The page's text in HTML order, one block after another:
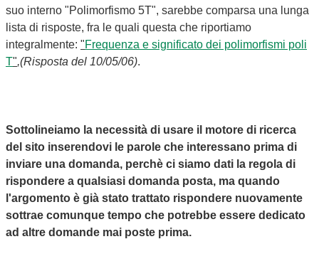
suo interno "Polimorfismo 5T", sarebbe comparsa una lunga
lista di risposte, fra le quali questa che riportiamo
integralmente: "Frequenza e significato dei polimorfismi poli
T",(Risposta del 10/05/06).
Sottolineiamo la necessità di usare il motore di ricerca
del sito inserendovi le parole che interessano prima di
inviare una domanda, perchè ci siamo dati la regola di
rispondere a qualsiasi domanda posta, ma quando
l'argomento è già stato trattato rispondere nuovamente
sottrae comunque tempo che potrebbe essere dedicato
ad altre domande mai poste prima.